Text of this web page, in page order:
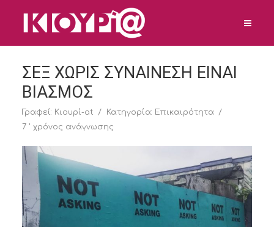
ΣΕΞ ΧΩΡΙΣ ΣΥΝΑΙΝΕΣΗ ΕΙΝΑΙ
ΒΙΑΣΜΟΣ
Γραφεί: Κιουρί-at Κατηγορία: Επικαιρότητα
7 ' χρόνος ανάγνωσης